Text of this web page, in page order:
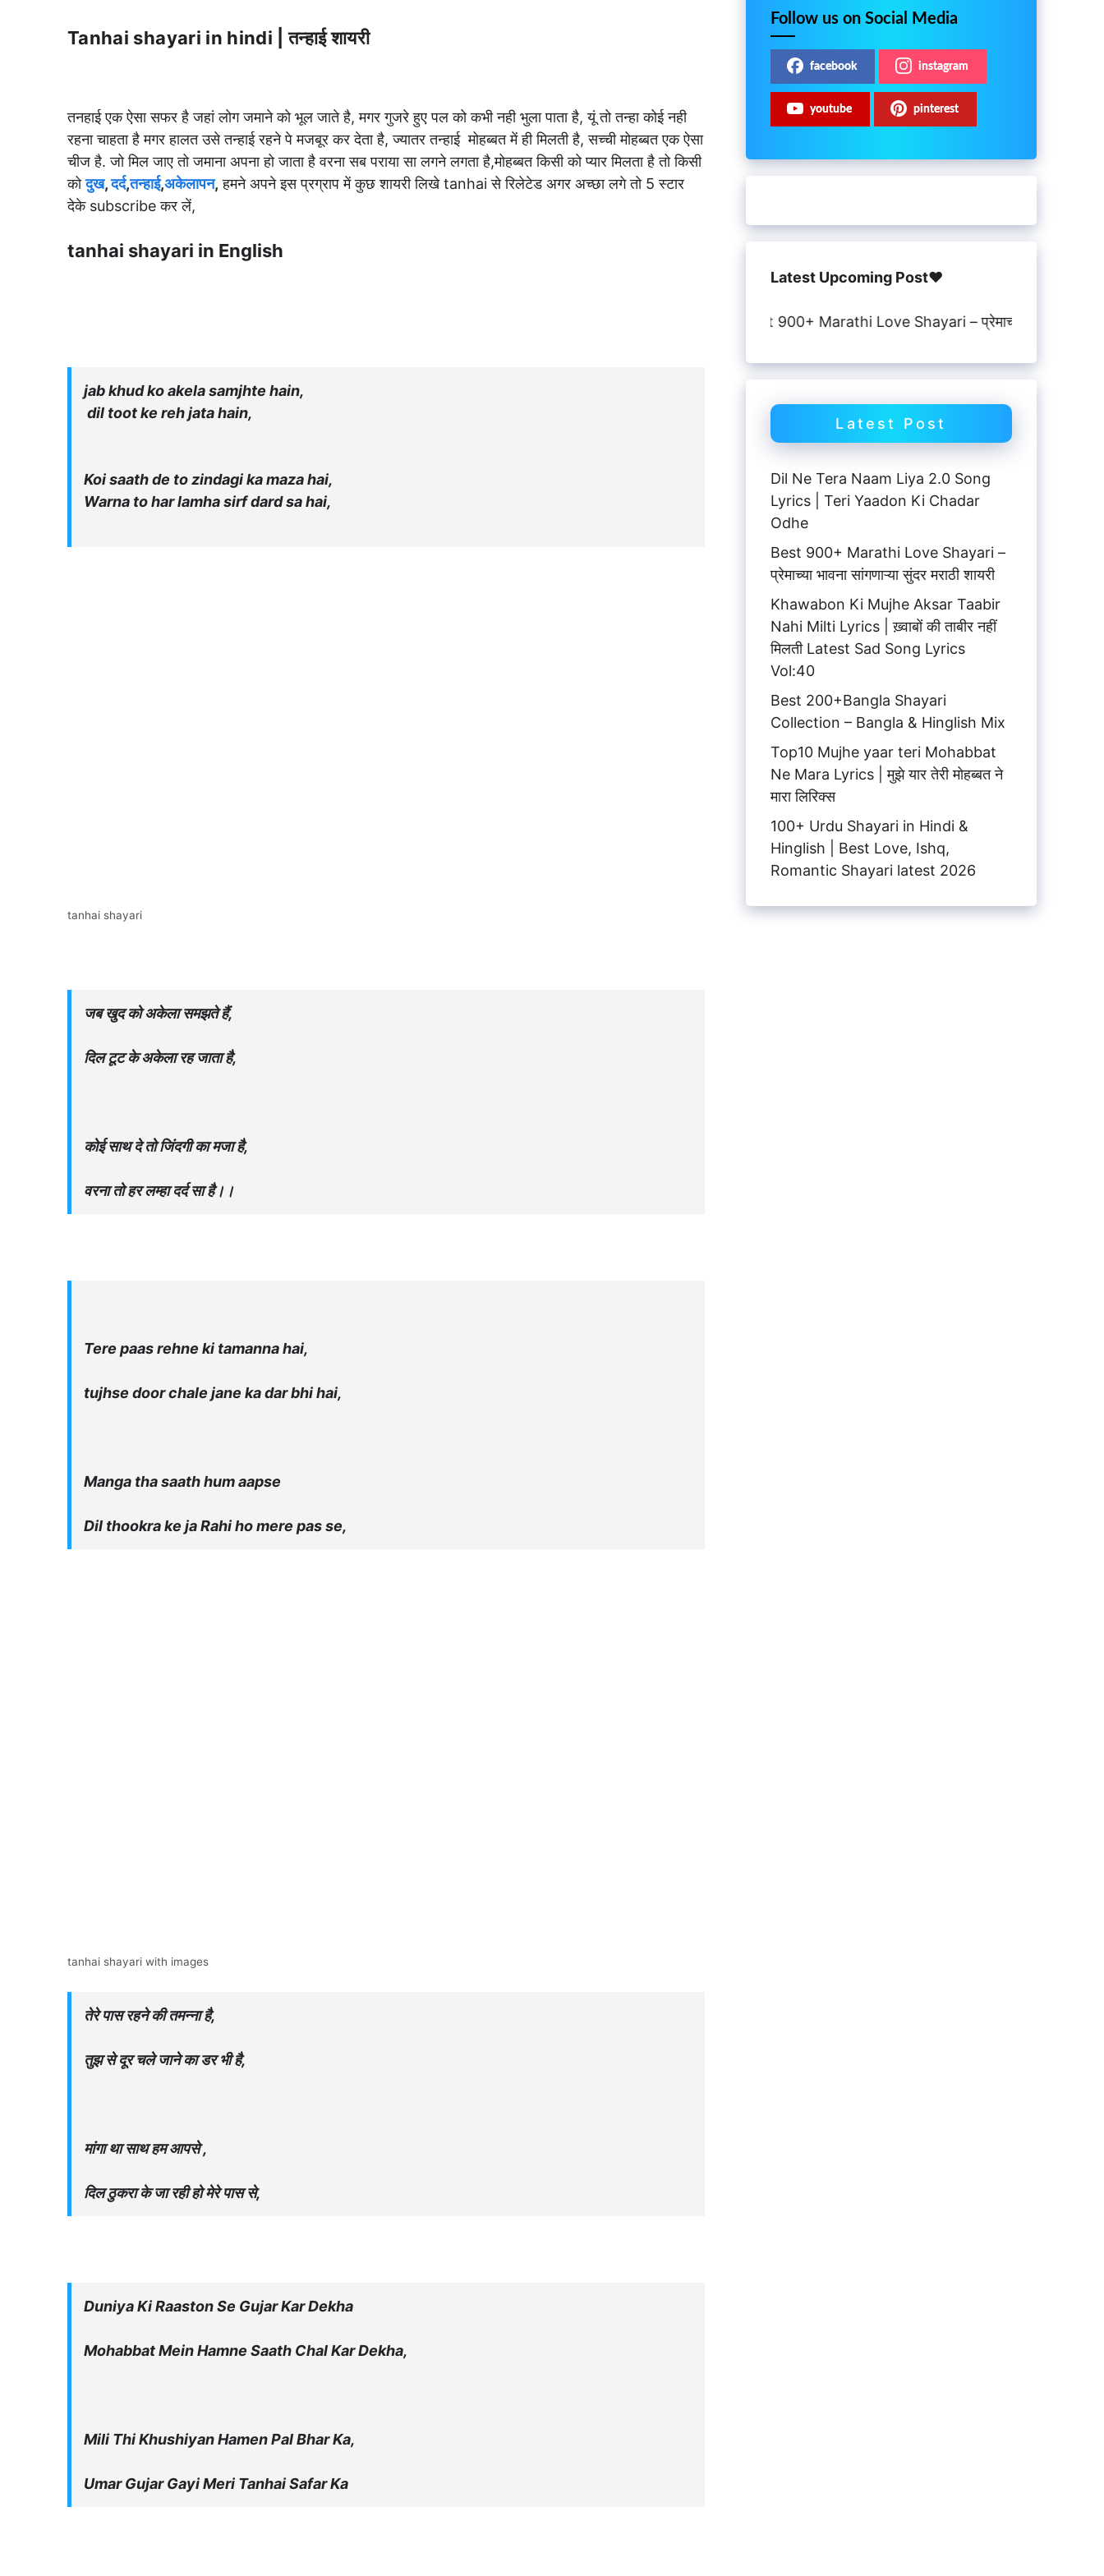
Tanhai shayari in hindi | तन्हाई शायरी
तनहाई एक ऐसा सफर है जहां लोग जमाने को भूल जाते है, मगर गुजरे हुए पल को कभी नही भुला पाता है, यूं तो तन्हा कोई नही
रहना चाहता है मगर हालत उसे तन्हाई रहने पे मजबूर कर देता है, ज्यातर तन्हाई मोहब्बत में ही मिलती है, सच्ची मोहब्बत एक ऐसा
चीज है. जो मिल जाए तो जमाना अपना हो जाता है वरना सब पराया सा लगने लगता है,मोहब्बत किसी को प्यार मिलता है तो किसी
कोदुख,दर्द,तन्हाई,अकेलापन, हमने अपने इस प्रग्राप में कुछ शायरी लिखे tanhai से रिलेटेड अगर अच्छा लगे तो 5 स्टार
देके subscribe कर लें,
tanhai shayari in English
jab khud ko akela samjhte hain,
dil toot ke reh jata hain,
Koi saath de to zindagi ka maza hai,
Warna to har lamha sirf dard sa hai,
tanhai shayari
जब खुद को अकेला समझते हैं,
दिल टूट के अकेला रह जाता है,
कोई साथ दे तो जिंदगी का मजा है,
वरना तो हर लम्हा दर्द सा है।।
Tere paas rehne ki tamanna hai,
tujhse door chale jane ka dar bhi hai,
Manga tha saath hum aapse
Dil thookra ke ja Rahi ho mere pas se,
tanhai shayari with images
तेरे पास रहने की तमन्ना है,
तुझ से दूर चले जाने का डर भी है,
मांगा था साथ हम आपसे ,
दिल ठुकरा के जा रही हो मेरे पास से,
Duniya Ki Raaston Se Gujar Kar Dekha
Mohabbat Mein Hamne Saath Chal Kar Dekha,
Mili Thi Khushiyan Hamen Pal Bhar Ka,
Umar Gujar Gayi Meri Tanhai Safar Ka
Follow us on Social Media
facebook instagram
youtube pinterest
Latest Upcoming Post♥️
Best 900+ Marathi Love Shayari – प्रेमाच्या भावना सांगणाऱ्या सुंदर
Latest Post
Dil Ne Tera Naam Liya 2.0 Song
Lyrics | Teri Yaadon Ki Chadar
Odhe
Best 900+ Marathi Love Shayari –
प्रेमाच्या भावना सांगणाऱ्या सुंदर मराठी शायरी
Khawabon Ki Mujhe Aksar Taabir
Nahi Milti Lyrics | ख़्वाबों की ताबीर नहीं
मिलती Latest Sad Song Lyrics
Vol:40
Best 200+Bangla Shayari
Collection – Bangla & Hinglish Mix
Top10 Mujhe yaar teri Mohabbat
Ne Mara Lyrics | मुझे यार तेरी मोहब्बत ने
मारा लिरिक्स
100+ Urdu Shayari in Hindi &
Hinglish | Best Love, Ishq,
Romantic Shayari latest 2026